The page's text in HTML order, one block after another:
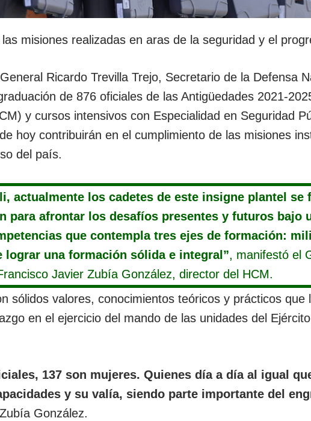
misiones realizadas en aras de la seguridad y el
Ricardo Trevilla Trejo, Secretario de la Defensa
de 876 oficiales de las Antigüedades 2021-
y cursos intensivos con Especialidad en Seguridad
hoy contribuirán en el cumplimiento de las misiones
del país.
actualmente los cadetes de este insigne plantel se
para afrontar los desafíos presentes y futuros bajo
que contempla tres ejes de formación:
lograr una formación sólida e integral”, manifestó el
Javier Zubía González, director del HCM.
sólidos valores, conocimientos teóricos y prácticos que
en el ejercicio del mando de las unidades del
137 son mujeres. Quienes día a día al igual
y su valía, siendo parte importante del
González.